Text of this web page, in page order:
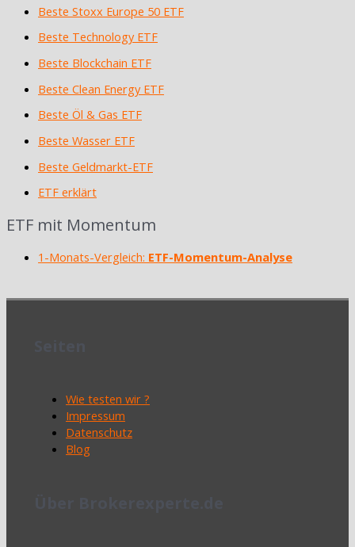
Beste Stoxx Europe 50 ETF
Beste Technology ETF
Beste Blockchain ETF
Beste Clean Energy ETF
Beste Öl & Gas ETF
Beste Wasser ETF
Beste Geldmarkt-ETF
ETF erklärt
ETF mit Momentum
1-Monats-Vergleich: ETF-Momentum-Analyse
Wie testen wir ?
Impressum
Datenschutz
Blog